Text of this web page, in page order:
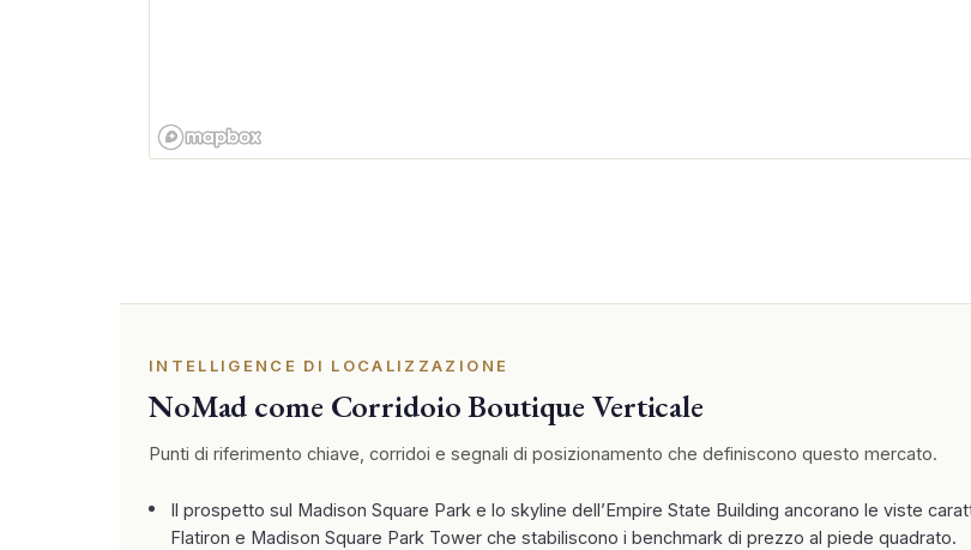
INTELLIGENCE DI LOCALIZZAZIONE
NoMad come Corridoio Boutique Verticale
Punti di riferimento chiave, corridoi e segnali di posizionamento che definiscono questo mercato.
Il prospetto sul Madison Square Park e lo skyline dell’Empire State Building ancorano le viste
Flatiron e Madison Square Park Tower che stabiliscono i benchmark di prezzo al piede quadrato.